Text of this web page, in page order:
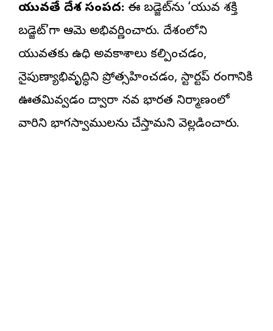
యువతే దేశ సంపద: ఈ బడ్జెట్‌ను ‘యువ శక్తి
బడ్జెట్’గా ఆమె అభివర్ణించారు. దేశంలోని
యువతకు ఉపాధి అవకాశాలు కల్పించడం,
నైపుణ్యాభివృద్ధిని ప్రోత్సహించడం, స్టార్టప్ రంగానికి
ఊతమివ్వడం ద్వారా నవ భారత నిర్మాణంలో
వారిని భాగస్వాములను చేస్తామని వెల్లడించారు.